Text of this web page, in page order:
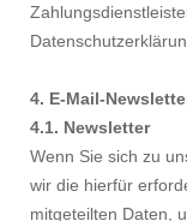
4. E-Mail-
4.1. Newsletter
Wenn Sie sich zu
wir die hierfür
mitgeteilten Daten,